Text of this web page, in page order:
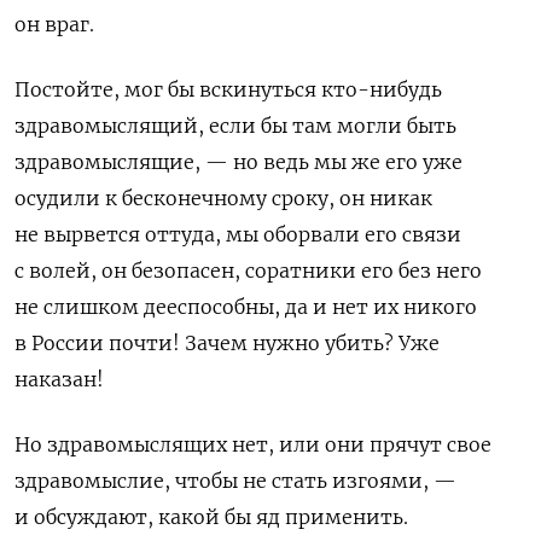
он враг.
Постойте, мог бы вскинуться кто-нибудь
здравомыслящий, если бы там могли быть
здравомыслящие, — но ведь мы же его уже
осудили к бесконечному сроку, он никак
не вырвется оттуда, мы оборвали его связи
с волей, он безопасен, соратники его без него
не слишком дееспособны, да и нет их никого
в России почти! Зачем нужно убить? Уже
наказан!
Но здравомыслящих нет, или они прячут свое
здравомыслие, чтобы не стать изгоями, —
и обсуждают, какой бы яд применить.